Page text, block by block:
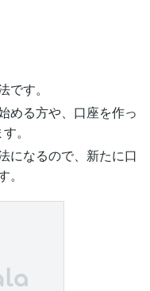
す。
める方や、口座を作っ
。
になるので、新たに口